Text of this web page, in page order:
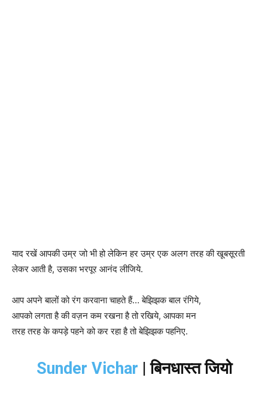
याद रखें आपकी उम्र जो भी हो लेकिन हर उम्र एक अलग तरह की खूबसूरती
लेकर आती है, उसका भरपूर आनंद लीजिये.
आप अपने बालों को रंग करवाना चाहते हैं… बेझिझक बाल रंगिये,
आपको लगता है की वज़न कम रखना है तो रखिये, आपका मन
तरह तरह के कपड़े पहने को कर रहा है तो बेझिझक पहनिए.
Sunder Vichar | बिनधास्त जियो